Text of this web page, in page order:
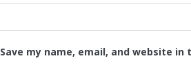
Save my name, email, and website